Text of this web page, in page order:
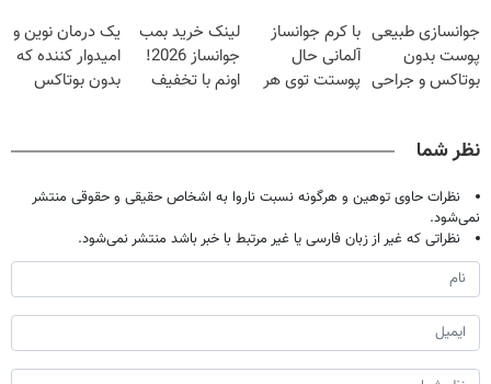
شدی🔥
جوانسازی طبیعی
پوست بدون
بوتاکس و جراحی
با کرم جوانساز
آلمانی حال
پوستت توی هر
لینک خرید بمب
جوانساز 2026!
اونم با تخفیف
یک درمان نوین و
امیدوار کننده که
بدون بوتاکس
نظر شما
نظرات حاوی توهین و هرگونه نسبت ناروا به اشخاص حقیقی و حقوقی منتشر
نمی‌شود.
نظراتی که غیر از زبان فارسی یا غیر مرتبط با خبر باشد منتشر نمی‌شود.